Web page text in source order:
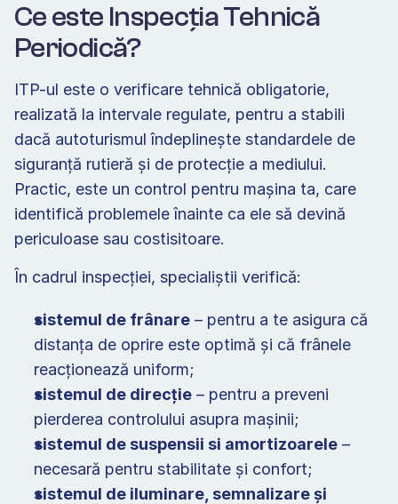
Ce este Inspecția Tehnică
Periodică?
ITP-ul este o verificare tehnică obligatorie,
realizată la intervale regulate, pentru a stabili
dacă autoturismul îndeplinește standardele de
siguranță rutieră și de protecție a mediului.
Practic, este un control pentru mașina ta, care
identifică problemele înainte ca ele să devină
periculoase sau costisitoare.
În cadrul inspecției, specialiștii verifică:
sistemul de frânare – pentru a te asigura că
distanța de oprire este optimă și că frânele
reacționează uniform;
sistemul de direcție – pentru a preveni
pierderea controlului asupra mașinii;
sistemul de suspensii si amortizoarele –
necesară pentru stabilitate și confort;
sistemul de iluminare, semnalizare și